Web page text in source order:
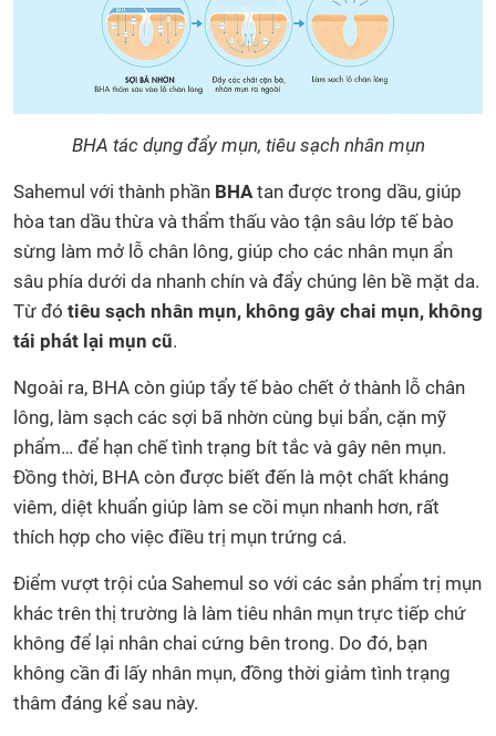
BHA tác dụng đẩy mụn, tiêu sạch nhân mụn
Sahemul với thành phần BHA tan được trong dầu, giúp
hòa tan dầu thừa và thẩm thấu vào tận sâu lớp tế bào
sừng làm mở lỗ chân lông, giúp cho các nhân mụn ẩn
sâu phía dưới da nhanh chín và đẩy chúng lên bề mặt da.
Từ đó tiêu sạch nhân mụn, không gây chai mụn, không
tái phát lại mụn cũ.
Ngoài ra, BHA còn giúp tẩy tế bào chết ở thành lỗ chân
lông, làm sạch các sợi bã nhờn cùng bụi bẩn, cặn mỹ
phẩm… để hạn chế tình trạng bít tắc và gây nên mụn.
Đồng thời, BHA còn được biết đến là một chất kháng
viêm, diệt khuẩn giúp làm se cồi mụn nhanh hơn, rất
thích hợp cho việc điều trị mụn trứng cá.
Điểm vượt trội của Sahemul so với các sản phẩm trị mụn
khác trên thị trường là làm tiêu nhân mụn trực tiếp chứ
không để lại nhân chai cứng bên trong. Do đó, bạn
không cần đi lấy nhân mụn, đồng thời giảm tình trạng
thâm đáng kể sau này.